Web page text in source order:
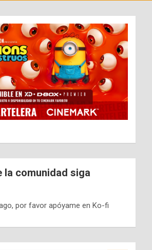
la comunidad siga
por favor apóyame en Ko-fi